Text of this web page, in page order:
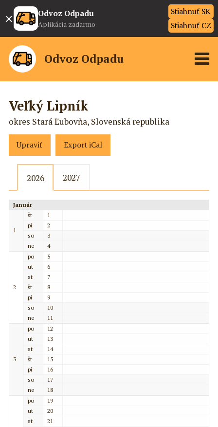
× Odvoz Odpadu
Aplikácia zadarmo
Stiahnuť SK
Stiahnuť CZ
Odvoz Odpadu
Veľký Lipník
okres Stará Ľubovňa, Slovenská republika
Upraviť Export iCal
2026 2027
Január
1
št
1
pi
2
so
3
ne
4
2
po
5
ut
6
st
7
št
8
pi
9
so
10
ne
11
3
po
12
ut
13
st
14
št
15
pi
16
so
17
ne
18
po
19
ut
20
st
21